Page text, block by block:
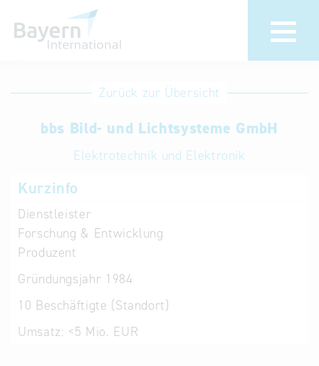
Anmeldung
Unternehmen
anmelden
Eintrag
löschen
Aktualisieren
Zurück zur Übersicht
bbs Bild- und Lichtsysteme GmbH
Elektrotechnik und Elektronik
Kurzinfo
Dienstleister
Forschung & Entwicklung
Produzent
Gründungsjahr 1984
10 Beschäftigte (Standort)
Umsatz: <5 Mio. EUR